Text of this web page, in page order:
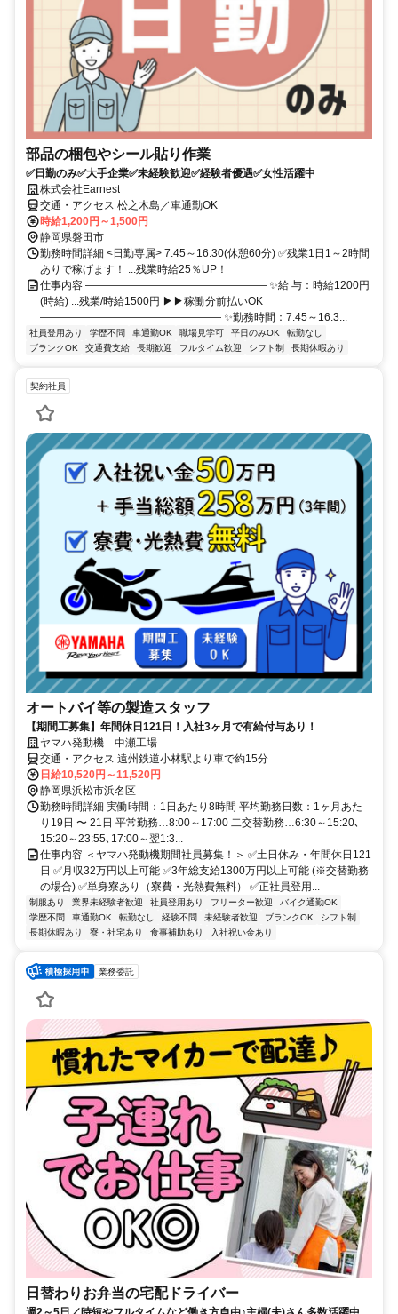
部品の梱包やシール貼り作業
✅日勤のみ✅大手企業✅未経験歓迎✅経験者優遇✅女性活躍中
株式会社Earnest
交通・アクセス 松之木島／車通勤OK
時給1,200円～1,500円
静岡県磐田市
勤務時間詳細 <日勤専属> 7:45～16:30(休憩60分) ✅残業1日1～2時間
ありで稼げます！ ...残業時給25％UP！
仕事内容 ――――――――――――――――― ✨給 与：時給1200円
(時給) ...残業/時給1500円 ▶▶稼働分前払いOK
――――――――――――――――― ✨勤務時間：7:45～16:3...
社員登用あり 学歴不問 車通勤OK 職場見学可 平日のみOK
転勤なし
ブランクOK
交通費支給 長期歓迎 フルタイム歓迎 シフト制 長期休暇あり
契約社員
オートバイ等の製造スタッフ
【期間工募集】年間休日121日！入社3ヶ月で有給付与あり！
ヤマハ発動機 中瀬工場
交通・アクセス 遠州鉄道小林駅より車で約15分
日給10,520円～11,520円
静岡県浜松市浜名区
勤務時間詳細 実働時間：1日あたり8時間 平均勤務日数：1ヶ月あた
り19日 〜 21日 平常勤務…8:00～17:00 二交替勤務…6:30～15:20､
15:20～23:55､17:00～翌1:3...
仕事内容 ＜ヤマハ発動機期間社員募集！＞ ✅土日休み・年間休日121
日 ✅月収32万円以上可能 ✅3年総支給1300万円以上可能 (※交替勤務
の場合) ✅単身寮あり（寮費・光熱費無料） ✅正社員登用...
制服あり 業界未経験者歓迎 社員登用あり フリーター歓迎
バイク通勤OK
学歴不問
車通勤OK 転勤なし 経験不問 未経験者歓迎 ブランクOK
シフト制
長期休暇あり
寮・社宅あり 食事補助あり 入社祝い金あり
業務委託
日替わりお弁当の宅配ドライバー